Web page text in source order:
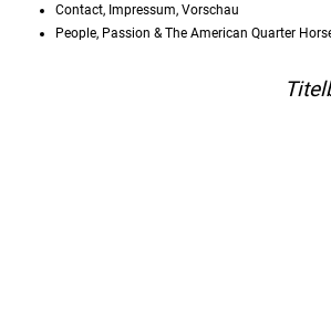
Contact, Impressum, Vorschau
People, Passion & The American Quarter